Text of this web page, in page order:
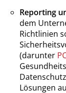
Reporting
dem
Richtlinien
(darunter
Lösungen